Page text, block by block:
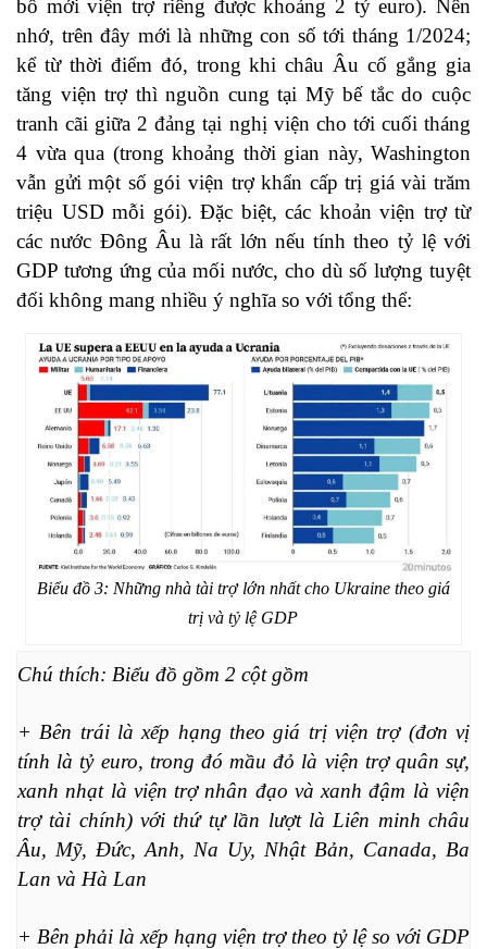
bố mới viện trợ riêng được khoảng 2 tỷ euro). Nên
nhớ, trên đây mới là những con số tới tháng 1/2024;
kể từ thời điểm đó, trong khi châu Âu cố gắng gia
tăng viện trợ thì nguồn cung tại Mỹ bế tắc do cuộc
tranh cãi giữa 2 đảng tại nghị viện cho tới cuối tháng
4 vừa qua (trong khoảng thời gian này, Washington
vẫn gửi một số gói viện trợ khẩn cấp trị giá vài trăm
triệu USD mỗi gói). Đặc biệt, các khoản viện trợ từ
các nước Đông Âu là rất lớn nếu tính theo tỷ lệ với
GDP tương ứng của mối nước, cho dù số lượng tuyệt
đối không mang nhiều ý nghĩa so với tổng thể:
Biểu đồ 3: Những nhà tài trợ lớn nhất cho Ukraine theo giá
trị và tỷ lệ GDP
Chú thích: Biểu đồ gồm 2 cột gồm
+ Bên trái là xếp hạng theo giá trị viện trợ (đơn vị
tính là tỷ euro, trong đó mầu đỏ là viện trợ quân sự,
xanh nhạt là viện trợ nhân đạo và xanh đậm là viện
trợ tài chính) với thứ tự lần lượt là Liên minh châu
Âu, Mỹ, Đức, Anh, Na Uy, Nhật Bản, Canada, Ba
Lan và Hà Lan
+ Bên phải là xếp hạng viện trợ theo tỷ lệ so với GDP